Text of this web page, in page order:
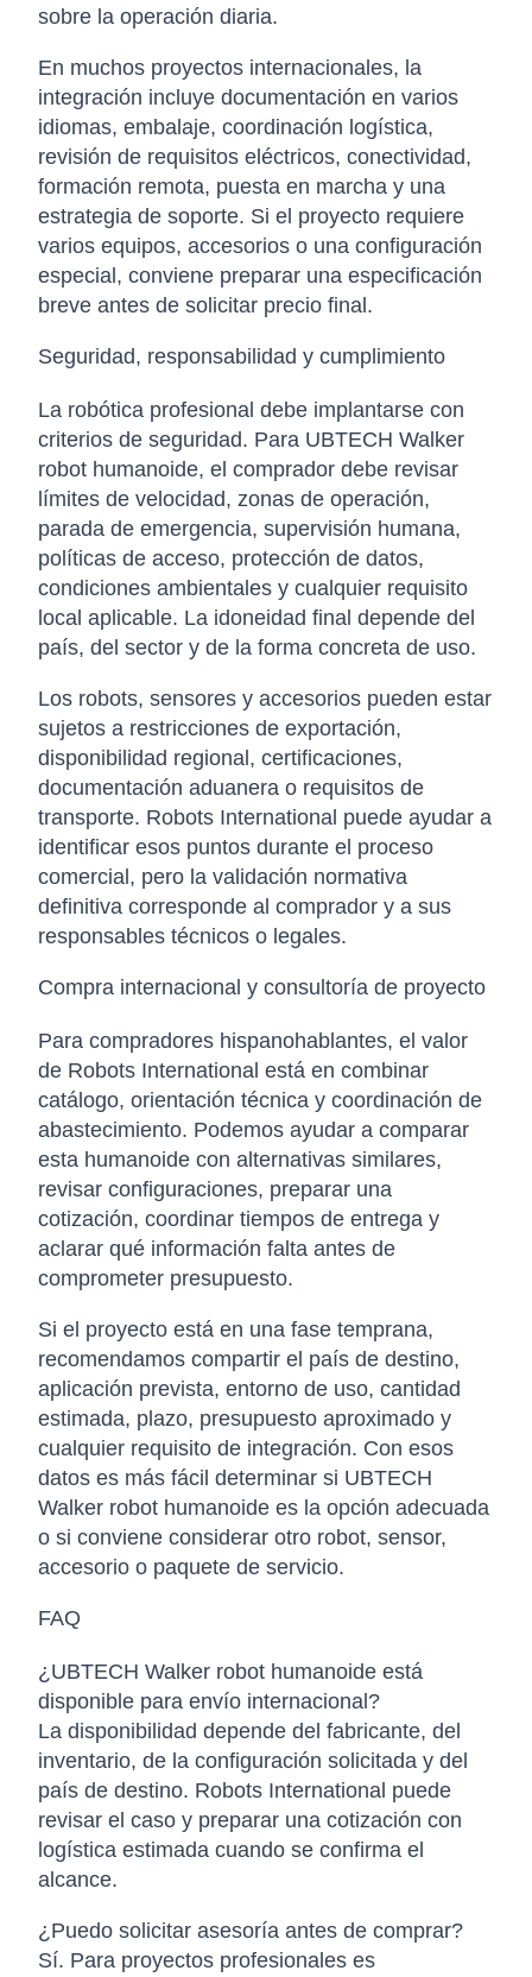
sobre la operación diaria.
En muchos proyectos internacionales, la
integración incluye documentación en varios
idiomas, embalaje, coordinación logística,
revisión de requisitos eléctricos, conectividad,
formación remota, puesta en marcha y una
estrategia de soporte. Si el proyecto requiere
varios equipos, accesorios o una configuración
especial, conviene preparar una especificación
breve antes de solicitar precio final.
Seguridad, responsabilidad y cumplimiento
La robótica profesional debe implantarse con
criterios de seguridad. Para UBTECH Walker
robot humanoide, el comprador debe revisar
límites de velocidad, zonas de operación,
parada de emergencia, supervisión humana,
políticas de acceso, protección de datos,
condiciones ambientales y cualquier requisito
local aplicable. La idoneidad final depende del
país, del sector y de la forma concreta de uso.
Los robots, sensores y accesorios pueden estar
sujetos a restricciones de exportación,
disponibilidad regional, certificaciones,
documentación aduanera o requisitos de
transporte. Robots International puede ayudar a
identificar esos puntos durante el proceso
comercial, pero la validación normativa
definitiva corresponde al comprador y a sus
responsables técnicos o legales.
Compra internacional y consultoría de proyecto
Para compradores hispanohablantes, el valor
de Robots International está en combinar
catálogo, orientación técnica y coordinación de
abastecimiento. Podemos ayudar a comparar
esta humanoide con alternativas similares,
revisar configuraciones, preparar una
cotización, coordinar tiempos de entrega y
aclarar qué información falta antes de
comprometer presupuesto.
Si el proyecto está en una fase temprana,
recomendamos compartir el país de destino,
aplicación prevista, entorno de uso, cantidad
estimada, plazo, presupuesto aproximado y
cualquier requisito de integración. Con esos
datos es más fácil determinar si UBTECH
Walker robot humanoide es la opción adecuada
o si conviene considerar otro robot, sensor,
accesorio o paquete de servicio.
FAQ
¿UBTECH Walker robot humanoide está
disponible para envío internacional?
La disponibilidad depende del fabricante, del
inventario, de la configuración solicitada y del
país de destino. Robots International puede
revisar el caso y preparar una cotización con
logística estimada cuando se confirma el
alcance.
¿Puedo solicitar asesoría antes de comprar?
Sí. Para proyectos profesionales es